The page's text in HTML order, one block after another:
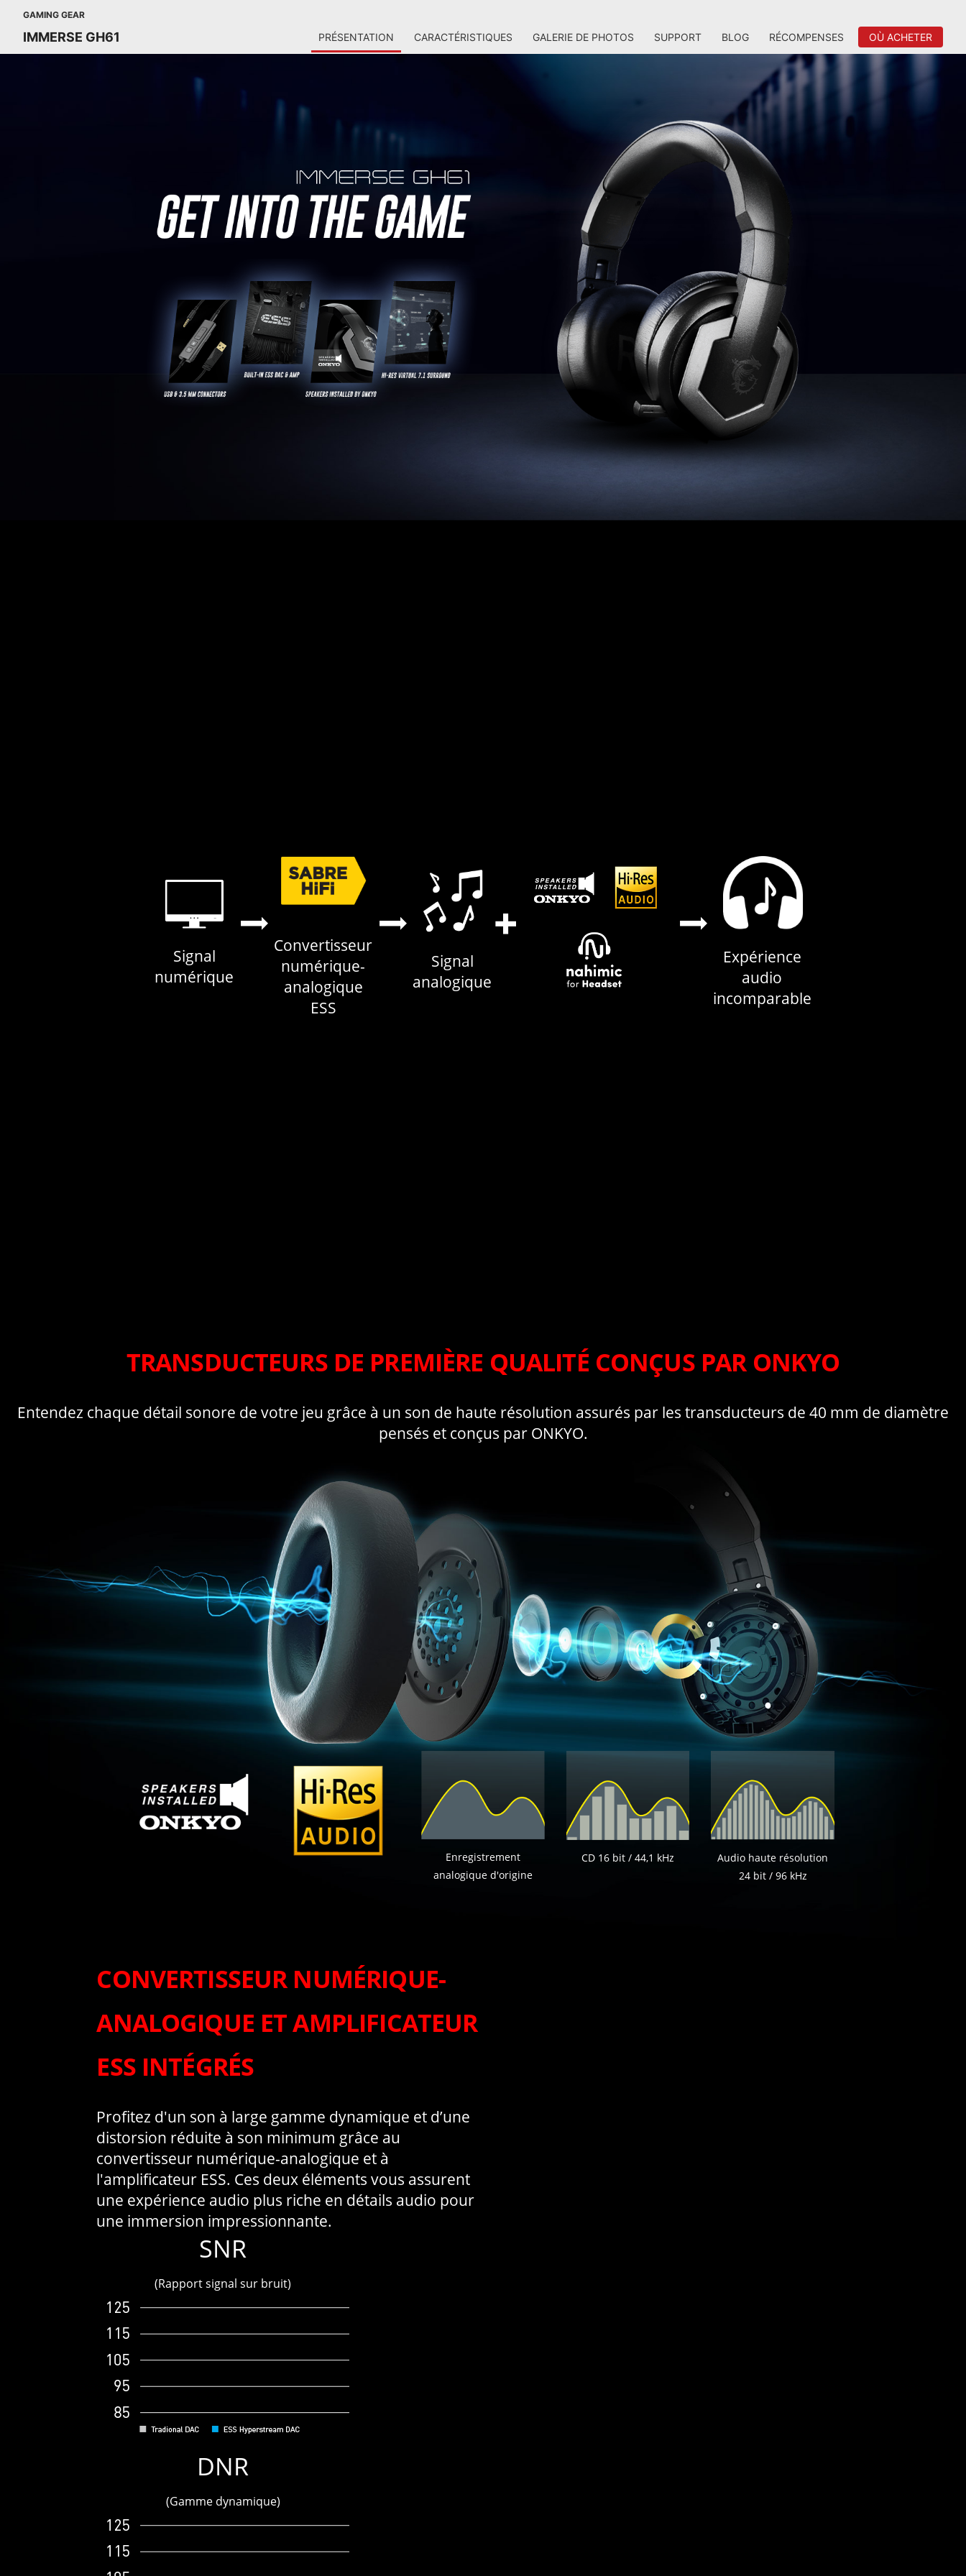
GAMING GEAR
IMMERSE GH61 PRÉSENTATION CARACTÉRISTIQUES GALERIE DE PHOTOS SUPPORT BLOG RÉCOMPENSES OÙ ACHETER
Signal
numérique
Convertisseur
numérique-
analogique
ESS
Signal
analogique
Expérience
audio
incomparable
TRANSDUCTEURS DE PREMIÈRE QUALITÉ CONÇUS PAR ONKYO
Entendez chaque détail sonore de votre jeu grâce à un son de haute résolution assurés par les transducteurs de 40 mm de diamètre
pensés et conçus par ONKYO.
Enregistrement
analogique d'origine
CD 16 bit / 44,1 kHz
Audio haute résolution
24 bit / 96 kHz
CONVERTISSEUR NUMÉRIQUE-
ANALOGIQUE ET AMPLIFICATEUR
ESS INTÉGRÉS
Profitez d'un son à large gamme dynamique et d’une
distorsion réduite à son minimum grâce au
convertisseur numérique-analogique et à
l'amplificateur ESS. Ces deux éléments vous assurent
une expérience audio plus riche en détails audio pour
une immersion impressionnante.
SNR
(Rapport signal sur bruit)
121
100
9
DNR
(Gamme dynamique)